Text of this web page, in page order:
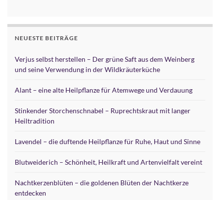
NEUESTE BEITRÄGE
Verjus selbst herstellen – Der grüne Saft aus dem Weinberg
und seine Verwendung in der Wildkräuterküche
Alant – eine alte Heilpflanze für Atemwege und Verdauung
Stinkender Storchenschnabel – Ruprechtskraut mit langer
Heiltradition
Lavendel – die duftende Heilpflanze für Ruhe, Haut und Sinne
Blutweiderich – Schönheit, Heilkraft und Artenvielfalt vereint
Nachtkerzenblüten – die goldenen Blüten der Nachtkerze
entdecken